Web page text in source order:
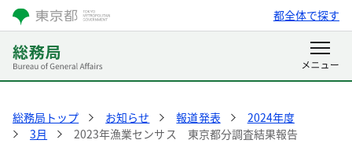
都全体で探す
総務局トップ お知らせ 報道発表
2024年度
3月
2023年漁業センサス 東京都分調査結果報告